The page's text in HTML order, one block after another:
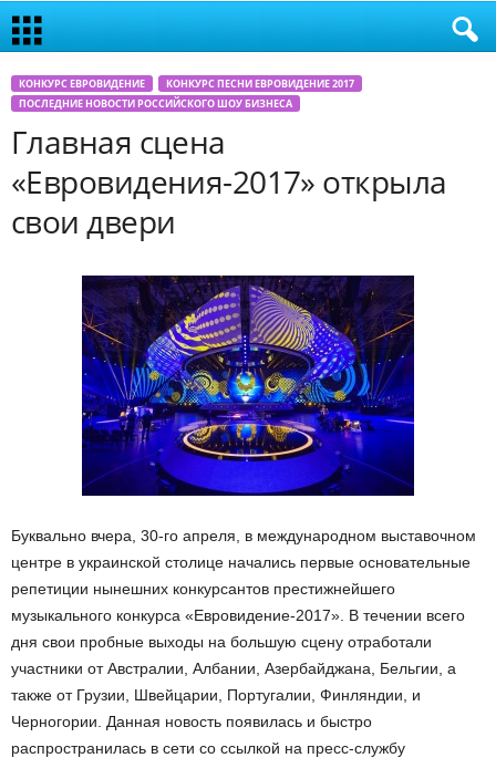
КОНКУРС ЕВРОВИДЕНИЕ
КОНКУРС ПЕСНИ ЕВРОВИДЕНИЕ 2017
ПОСЛЕДНИЕ НОВОСТИ РОССИЙСКОГО ШОУ БИЗНЕСА
Главная сцена
«Евровидения-2017» открыла
свои двери
Буквально вчера, 30-го апреля, в международном выставочном
центре в украинской столице начались первые основательные
репетиции нынешних конкурсантов престижнейшего
музыкального конкурса «Евровидение-2017». В течении всего
дня свои пробные выходы на большую сцену отработали
участники от Австралии, Албании, Азербайджана, Бельгии, а
также от Грузии, Швейцарии, Португалии, Финляндии, и
Черногории. Данная новость появилась и быстро
распространилась в сети со ссылкой на пресс-службу